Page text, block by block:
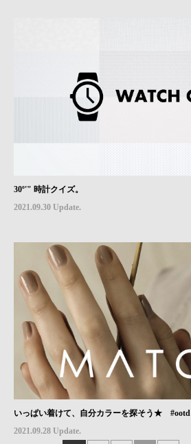
30º'" 時計クイズ。
2021.09.30 Update.
いっぱい着けて、自分カラーを探そう★ #ootd
2021.09.28 Update.